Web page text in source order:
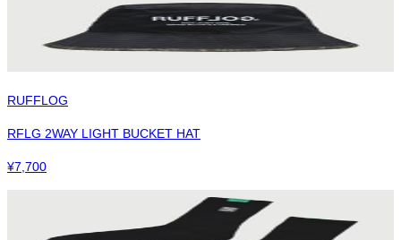
RUFFLOG
RFLG 2WAY LIGHT BUCKET HAT
¥7,700